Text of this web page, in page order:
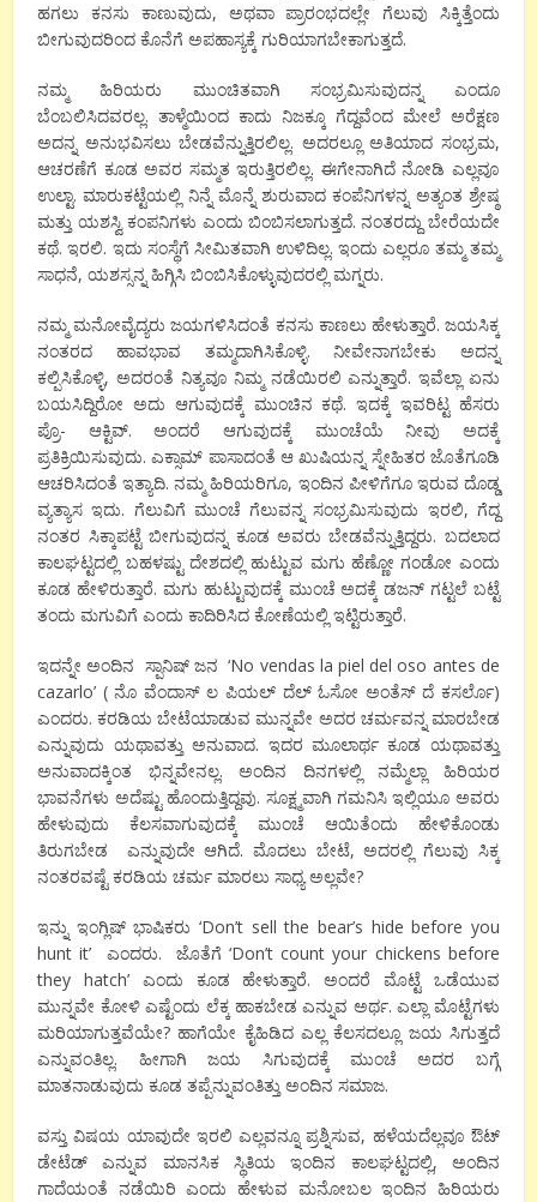
ಹಗಲು ಕನಸು ಕಾಣುವುದು, ಅಥವಾ ಪ್ರಾರಂಭದಲ್ಲೇ ಗೆಲುವು ಸಿಕ್ಕಿತ್ತೆಂದು
ಬೀಗುವುದರಿಂದ ಕೊನೆಗೆ ಅಪಹಾಸ್ಯಕ್ಕೆ ಗುರಿಯಾಗಬೇಕಾಗುತ್ತದೆ.
ನಮ್ಮ ಹಿರಿಯರು ಮುಂಚಿತವಾಗಿ ಸಂಭ್ರಮಿಸುವುದನ್ನ ಎಂದೂ
ಬೆಂಬಲಿಸಿದವರಲ್ಲ. ತಾಳ್ಮೆಯಿಂದ ಕಾದು ನಿಜಕ್ಕೂ ಗೆದ್ದವೆಂದ ಮೇಲೆ ಅರೆಕ್ಷಣ
ಅದನ್ನ ಅನುಭವಿಸಲು ಬೇಡವೆನ್ನುತ್ತಿರಲಿಲ್ಲ. ಅದರಲ್ಲೂ ಅತಿಯಾದ ಸಂಭ್ರಮ,
ಆಚರಣೆಗೆ ಕೂಡ ಅವರ ಸಮ್ಮತ ಇರುತ್ತಿರಲಿಲ್ಲ. ಈಗೇನಾಗಿದೆ ನೋಡಿ ಎಲ್ಲವೂ
ಉಲ್ಟಾ. ಮಾರುಕಟ್ಟೆಯಲ್ಲಿ ನಿನ್ನೆ ಮೊನ್ನೆ ಶುರುವಾದ ಕಂಪೆನಿಗಳನ್ನ ಅತ್ಯಂತ ಶ್ರೇಷ್ಠ
ಮತ್ತು ಯಶಸ್ವಿ ಕಂಪನಿಗಳು ಎಂದು ಬಿಂಬಿಸಲಾಗುತ್ತದೆ. ನಂತರದ್ದು ಬೇರೆಯದೇ
ಕಥೆ. ಇರಲಿ. ಇದು ಸಂಸ್ಥೆಗೆ ಸೀಮಿತವಾಗಿ ಉಳಿದಿಲ್ಲ. ಇಂದು ಎಲ್ಲರೂ ತಮ್ಮ ತಮ್ಮ
ಸಾಧನೆ, ಯಶಸ್ಸನ್ನ ಹಿಗ್ಗಿಸಿ ಬಿಂಬಿಸಿಕೊಳ್ಳುವುದರಲ್ಲಿ ಮಗ್ನರು.
ನಮ್ಮ ಮನೋವೈದ್ಯರು ಜಯಗಳಿಸಿದಂತೆ ಕನಸು ಕಾಣಲು ಹೇಳುತ್ತಾರೆ. ಜಯಸಿಕ್ಕ
ನಂತರದ ಹಾವಭಾವ ತಮ್ಮದಾಗಿಸಿಕೊಳ್ಳಿ. ನೀವೇನಾಗಬೇಕು ಅದನ್ನ
ಕಲ್ಪಿಸಿಕೊಳ್ಳಿ, ಅದರಂತೆ ನಿತ್ಯವೂ ನಿಮ್ಮ ನಡೆಯಿರಲಿ ಎನ್ನುತ್ತಾರೆ. ಇವೆಲ್ಲಾ ಏನು
ಬಯಸಿದ್ದಿರೋ ಅದು ಆಗುವುದಕ್ಕೆ ಮುಂಚಿನ ಕಥೆ. ಇದಕ್ಕೆ ಇವರಿಟ್ಟ ಹೆಸರು
ಪ್ರೊ- ಆಕ್ಟಿವ್. ಅಂದರೆ ಆಗುವುದಕ್ಕೆ ಮುಂಚೆಯೆ ನೀವು ಅದಕ್ಕೆ
ಪ್ರತಿಕ್ರಿಯಿಸುವುದು. ಎಕ್ಸಾಮ್ ಪಾಸಾದಂತೆ ಆ ಖುಷಿಯನ್ನ ಸ್ನೇಹಿತರ ಜೊತೆಗೂಡಿ
ಆಚರಿಸಿದಂತೆ ಇತ್ಯಾದಿ. ನಮ್ಮ ಹಿರಿಯರಿಗೂ, ಇಂದಿನ ಪೀಳಿಗೆಗೂ ಇರುವ ದೊಡ್ಡ
ವ್ಯತ್ಯಾಸ ಇದು. ಗೆಲುವಿಗೆ ಮುಂಚೆ ಗೆಲುವನ್ನ ಸಂಭ್ರಮಿಸುವುದು ಇರಲಿ, ಗೆದ್ದ
ನಂತರ ಸಿಕ್ಕಾಪಟ್ಟೆ ಬೀಗುವುದನ್ನ ಕೂಡ ಅವರು ಬೇಡವೆನ್ನುತ್ತಿದ್ದರು. ಬದಲಾದ
ಕಾಲಘಟ್ಟದಲ್ಲಿ ಬಹಳಷ್ಟು ದೇಶದಲ್ಲಿ ಹುಟ್ಟುವ ಮಗು ಹೆಣ್ಣೋ ಗಂಡೋ ಎಂದು
ಕೂಡ ಹೇಳಿರುತ್ತಾರೆ. ಮಗು ಹುಟ್ಟುವುದಕ್ಕೆ ಮುಂಚೆ ಅದಕ್ಕೆ ಡಜನ್ ಗಟ್ಟಲೆ ಬಟ್ಟೆ
ತಂದು ಮಗುವಿಗೆ ಎಂದು ಕಾದಿರಿಸಿದ ಕೋಣೆಯಲ್ಲಿ ಇಟ್ಟಿರುತ್ತಾರೆ.
ಇದನ್ನೇ ಅಂದಿನ ಸ್ಪಾನಿಷ್ ಜನ ‘No vendas la piel del oso antes de
cazarlo’ ( ನೊ ವೆಂದಾಸ್ ಲ ಪಿಯಲ್ ದೆಲ್ ಓಸೋ ಅಂತೆಸ್ ದೆ ಕಸರ್ಲೊ)
ಎಂದರು. ಕರಡಿಯ ಬೇಟೆಯಾಡುವ ಮುನ್ನವೇ ಅದರ ಚರ್ಮವನ್ನ ಮಾರಬೇಡ
ಎನ್ನುವುದು ಯಥಾವತ್ತು ಅನುವಾದ. ಇದರ ಮೂಲಾರ್ಥ ಕೂಡ ಯಥಾವತ್ತು
ಅನುವಾದಕ್ಕಿಂತ ಭಿನ್ನವೇನಲ್ಲ. ಅಂದಿನ ದಿನಗಳಲ್ಲಿ ನಮ್ಮೆಲ್ಲಾ ಹಿರಿಯರ
ಭಾವನೆಗಳು ಅದೆಷ್ಟು ಹೊಂದುತ್ತಿದ್ದವು. ಸೂಕ್ಷ್ಮವಾಗಿ ಗಮನಿಸಿ ಇಲ್ಲಿಯೂ ಅವರು
ಹೇಳುವುದು ಕೆಲಸವಾಗುವುದಕ್ಕೆ ಮುಂಚೆ ಆಯಿತೆಂದು ಹೇಳಿಕೊಂಡು
ತಿರುಗಬೇಡ ಎನ್ನುವುದೇ ಆಗಿದೆ. ಮೊದಲು ಬೇಟೆ, ಅದರಲ್ಲಿ ಗೆಲುವು ಸಿಕ್ಕ
ನಂತರವಷ್ಟೆ ಕರಡಿಯ ಚರ್ಮ ಮಾರಲು ಸಾಧ್ಯ ಅಲ್ಲವೇ?
ಇನ್ನು ಇಂಗ್ಲಿಷ್ ಭಾಷಿಕರು ‘Don’t sell the bear’s hide before you
hunt it’ ಎಂದರು. ಜೊತೆಗೆ ‘Don’t count your chickens before
they hatch’ ಎಂದು ಕೂಡ ಹೇಳುತ್ತಾರೆ. ಅಂದರೆ ಮೊಟ್ಟೆ ಒಡೆಯುವ
ಮುನ್ನವೇ ಕೋಳಿ ಎಷ್ಟೆಂದು ಲೆಕ್ಕ ಹಾಕಬೇಡ ಎನ್ನುವ ಅರ್ಥ. ಎಲ್ಲಾ ಮೊಟ್ಟೆಗಳು
ಮರಿಯಾಗುತ್ತವೆಯೇ? ಹಾಗೆಯೇ ಕೈಹಿಡಿದ ಎಲ್ಲ ಕೆಲಸದಲ್ಲೂ ಜಯ ಸಿಗುತ್ತದೆ
ಎನ್ನುವಂತಿಲ್ಲ. ಹೀಗಾಗಿ ಜಯ ಸಿಗುವುದಕ್ಕೆ ಮುಂಚೆ ಅದರ ಬಗ್ಗೆ
ಮಾತನಾಡುವುದು ಕೂಡ ತಪ್ಪೆನ್ನುವಂತಿತ್ತು ಅಂದಿನ ಸಮಾಜ.
ವಸ್ತು ವಿಷಯ ಯಾವುದೇ ಇರಲಿ ಎಲ್ಲವನ್ನೂ ಪ್ರಶ್ನಿಸುವ, ಹಳೆಯದೆಲ್ಲವೂ ಔಟ್
ಡೇಟೆಡ್ ಎನ್ನುವ ಮಾನಸಿಕ ಸ್ಥಿತಿಯ ಇಂದಿನ ಕಾಲಘಟ್ಟದಲ್ಲಿ, ಅಂದಿನ
ಗಾದೆಯಂತೆ ನಡೆಯಿರಿ ಎಂದು ಹೇಳುವ ಮನೋಬಲ ಇಂದಿನ ಹಿರಿಯರು